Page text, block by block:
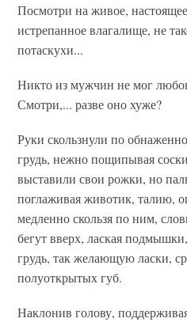
Посмотри на живое,
истрепанное влагалище, не
потаскухи...
Никто из мужчин не мог
Смотри,... разве оно хуже?
Руки скользнули по
грудь, нежно пощипывая
выставили свои рожки, но
поглаживая животик, талию,
медленно скользя по ним,
бегут вверх, лаская
грудь, так желающую ласки,
полуоткрытых губ.
Наклонив голову,